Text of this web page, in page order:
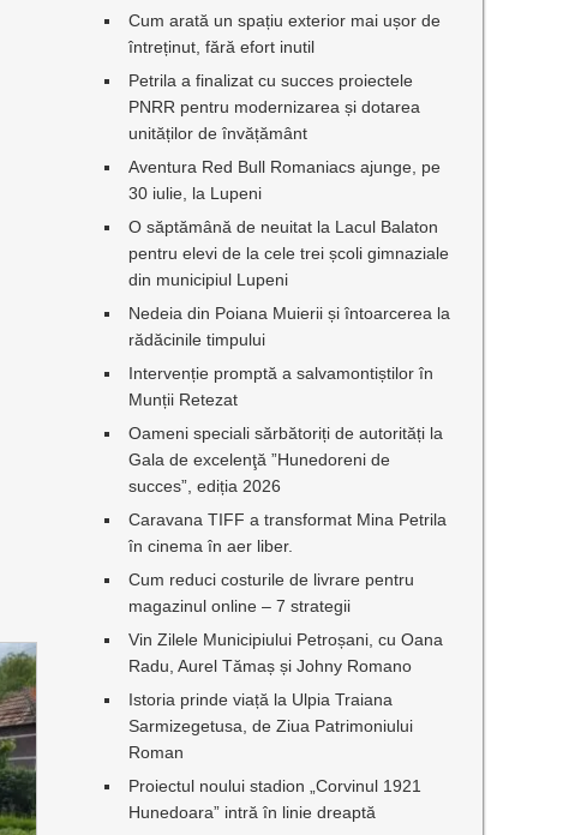
Cum arată un spațiu exterior mai ușor de
întreținut, fără efort inutil
Petrila a finalizat cu succes proiectele
PNRR pentru modernizarea și dotarea
unităților de învățământ
Aventura Red Bull Romaniacs ajunge, pe
30 iulie, la Lupeni
O săptămână de neuitat la Lacul Balaton
pentru elevi de la cele trei școli gimnaziale
din municipiul Lupeni
Nedeia din Poiana Muierii și întoarcerea la
rădăcinile timpului
Intervenție promptă a salvamontiștilor în
Munții Retezat
Oameni speciali sărbătoriți de autorități la
Gala de excelenţă ”Hunedoreni de
succes”, ediția 2026
Caravana TIFF a transformat Mina Petrila
în cinema în aer liber.
Cum reduci costurile de livrare pentru
magazinul online – 7 strategii
Vin Zilele Municipiului Petroșani, cu Oana
Radu, Aurel Tămaș și Johny Romano
Istoria prinde viață la Ulpia Traiana
Sarmizegetusa, de Ziua Patrimoniului
Roman
Proiectul noului stadion „Corvinul 1921
Hunedoara” intră în linie dreaptă